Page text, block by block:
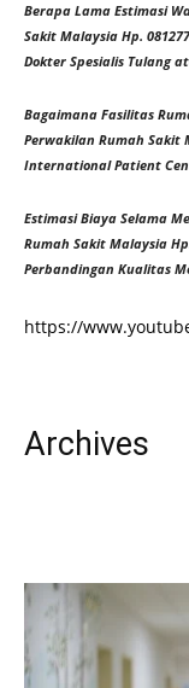
Berapa Lama Estimasi
Sakit Malaysia Hp.
Dokter Spesialis Tulang
Bagaimana Fasilitas
Perwakilan Rumah Sakit
International Patient
Estimasi Biaya Selama
Rumah Sakit Malaysia
Perbandingan Kualitas
https://
Archives